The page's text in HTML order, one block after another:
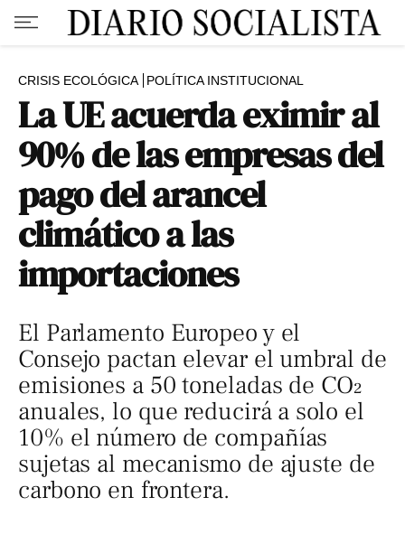
CRISIS ECOLÓGICA POLÍTICA INSTITUCIONAL
La UE acuerda eximir al
90% de las empresas del
pago del arancel
climático a las
importaciones
El Parlamento Europeo y el
Consejo pactan elevar el umbral de
emisiones a 50 toneladas de CO₂
anuales, lo que reducirá a solo el
10% el número de compañías
sujetas al mecanismo de ajuste de
carbono en frontera.